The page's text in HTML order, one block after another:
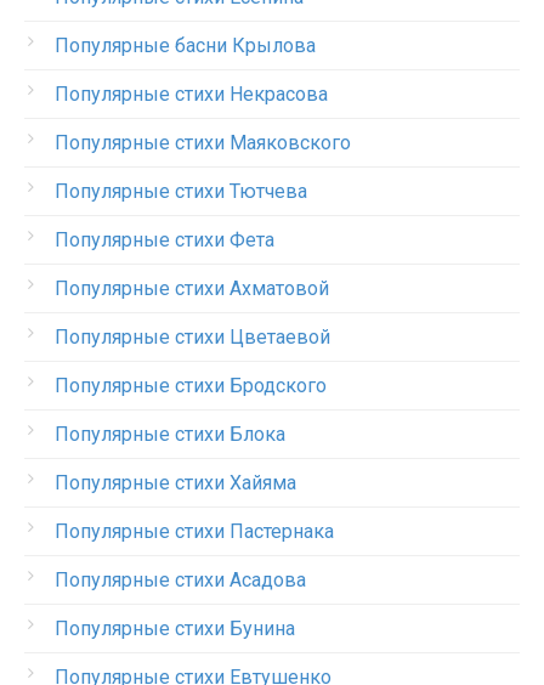
Популярные басни Крылова
Популярные стихи Некрасова
Популярные стихи Маяковского
Популярные стихи Тютчева
Популярные стихи Фета
Популярные стихи Ахматовой
Популярные стихи Цветаевой
Популярные стихи Бродского
Популярные стихи Блока
Популярные стихи Хайяма
Популярные стихи Пастернака
Популярные стихи Асадова
Популярные стихи Бунина
Популярные стихи Евтушенко